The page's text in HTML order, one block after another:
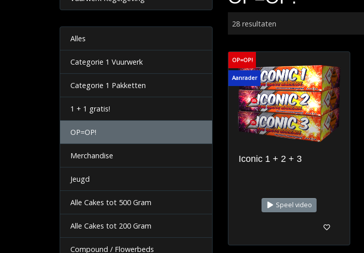
Alles
Categorie 1 Vuurwerk
Categorie 1 Pakketten
1 + 1 gratis!
OP=OP!
Merchandise
Jeugd
Alle Cakes tot 500 Gram
Alle Cakes tot 200 Gram
Compound / Flowerbeds
28 resultaten
OP=OP!
Aanrader
Iconic 1 + 2 + 3
Speel video